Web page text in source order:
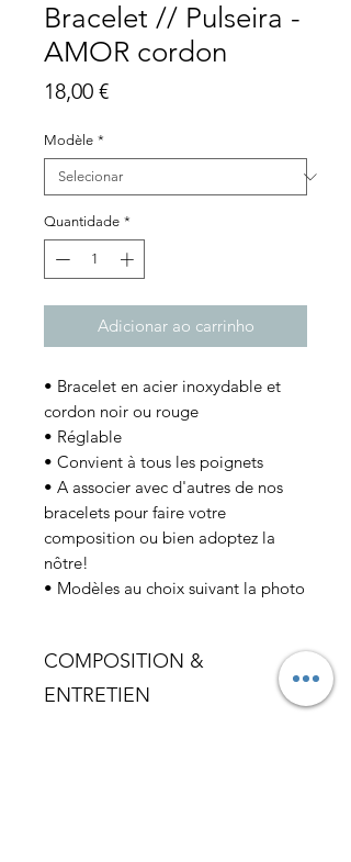
Bracelet // Pulseira -
AMOR cordon
18,00 €Preço
Modèle *
Quantidade *
Adicionar ao carrinho
• Bracelet en acier inoxydable et
cordon noir ou rouge
• Réglable
• Convient à tous les poignets
• A associer avec d'autres de nos
bracelets pour faire votre
composition ou bien adoptez la
nôtre!
• Modèles au choix suivant la photo
COMPOSITION &
ENTRETIEN